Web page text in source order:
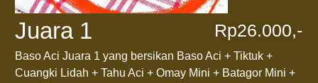
Juara 1 Rp26.000,-
Baso Aci Juara 1 yang bersikan Baso Aci + Tiktuk +
Cuangki Lidah + Tahu Aci + Omay Mini + Batagor Mini +